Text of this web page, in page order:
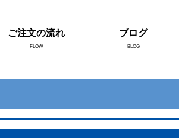
ご注文の流れ
FLOW
ブログ
BLOG